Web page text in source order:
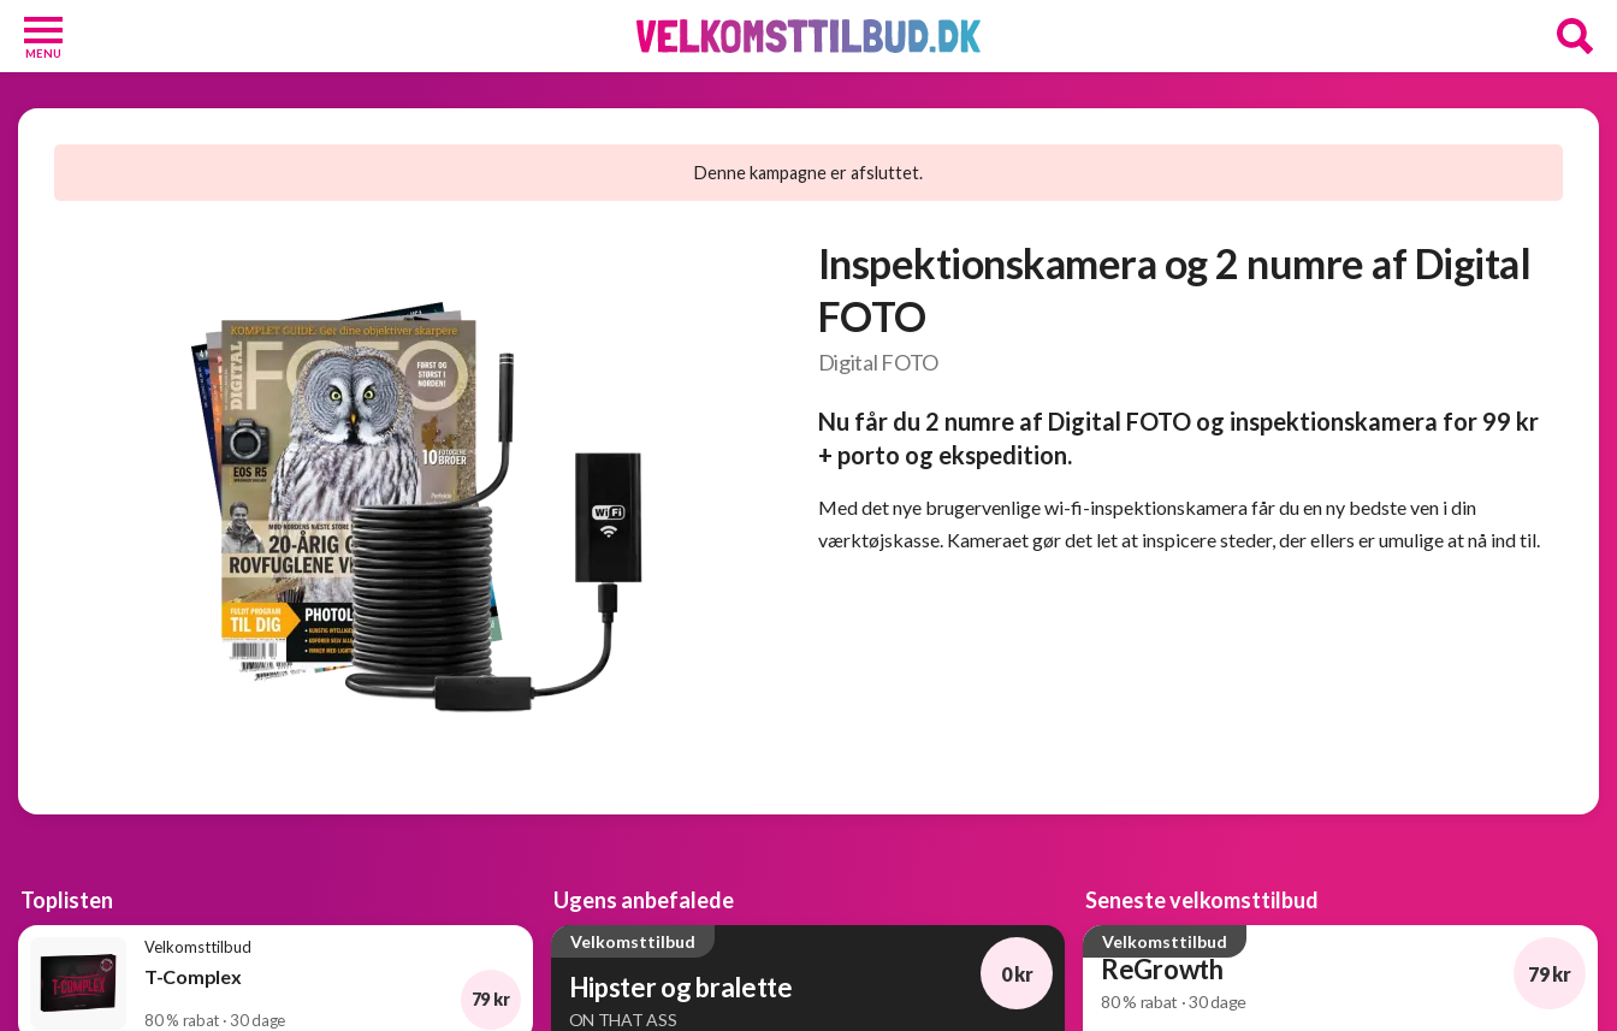
MENU
Denne kampagne er afsluttet.
Inspektionskamera og 2 numre af Digital
FOTO
Digital FOTO
Nu får du 2 numre af Digital FOTO og inspektionskamera for 99 kr
+ porto og ekspedition.
Med det nye brugervenlige wi-fi-inspektionskamera får du en ny bedste ven i din
værktøjskasse. Kameraet gør det let at inspicere steder, der ellers er umulige at nå ind til.
Toplisten
Velkomsttilbud
T-Complex
80 % rabat · 30 dage
79 kr
Ugens anbefalede
Velkomsttilbud
Hipster og bralette
ON THAT ASS
0 kr
Seneste velkomsttilbud
Velkomsttilbud
ReGrowth
80 % rabat · 30 dage
79 kr
Kosttilskud
Underholdning